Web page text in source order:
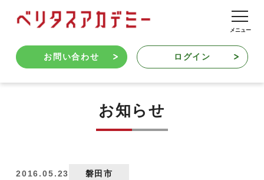
お問い合わせ ログイン
お知らせ
2016.05.23 磐田市